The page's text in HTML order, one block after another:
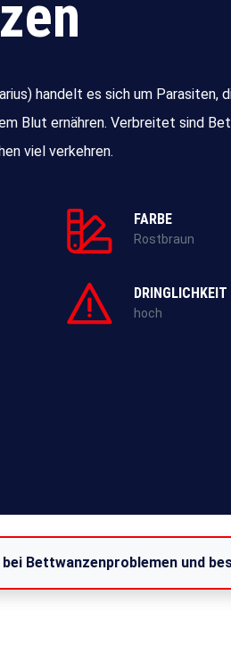
handelt es sich um Parasiten,
Blut ernähren. Verbreitet sind
viel verkehren.
FARBE
Rostbraun
DRINGLICHKEIT
hoch
Bettwanzenproblemen und